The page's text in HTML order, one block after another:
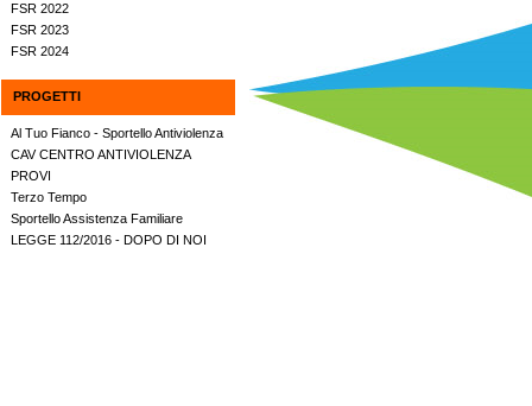
FSR 2022
FSR 2023
FSR 2024
PROGETTI
Al Tuo Fianco - Sportello Antiviolenza
CAV CENTRO ANTIVIOLENZA
PROVI
Terzo Tempo
Sportello Assistenza Familiare
LEGGE 112/2016 - DOPO DI NOI